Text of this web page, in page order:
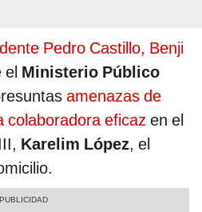
Pedro Castillo, Benji
el Ministerio Público
amenazas de
colaboradora eficaz en el
Karelim López, el